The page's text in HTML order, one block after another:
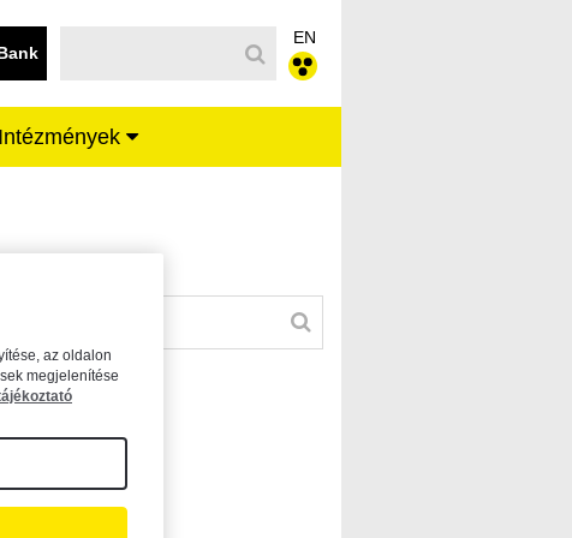
EN
Intézmények
az oldalon
megjelenítése